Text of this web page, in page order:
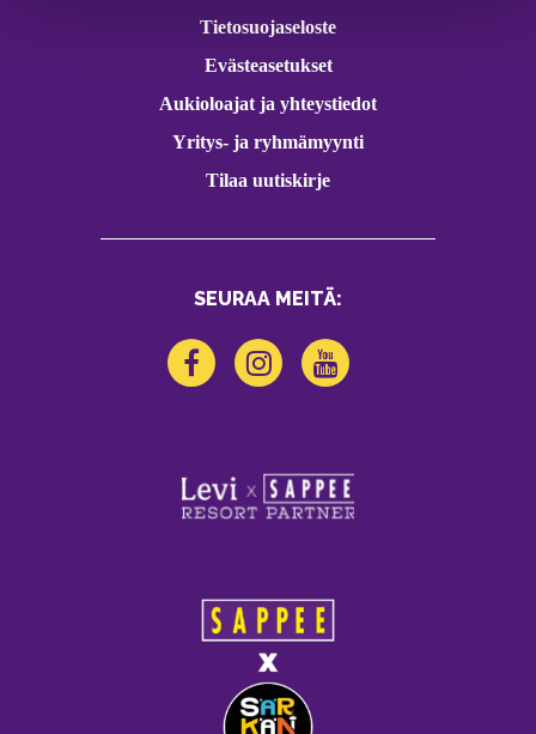
Tietosuojaseloste
Evästeasetukset
Aukioloajat ja yhteystiedot
Yritys- ja ryhmämyynti
Tilaa uutiskirje
SEURAA MEITÄ: